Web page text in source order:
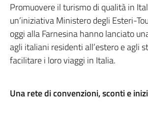
Promuovere il turismo di qualità in
un’iniziativa Ministero degli Esteri-
oggi alla Farnesina hanno lanciato
agli italiani residenti all’estero e agli
facilitare i loro viaggi in Italia.
Una rete di convenzioni, sconti e